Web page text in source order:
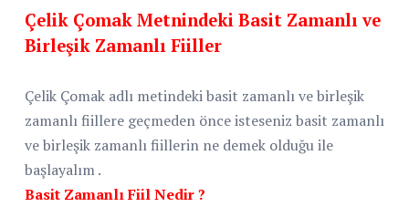
Çelik Çomak Metnindeki Basit Zamanlı ve
Birleşik Zamanlı Fiiller
Çelik Çomak adlı metindeki basit zamanlı ve birleşik
zamanlı fiillere geçmeden önce isteseniz basit zamanlı
ve birleşik zamanlı fiillerin ne demek olduğu ile
başlayalım .
Basit Zamanlı Fiil Nedir ?